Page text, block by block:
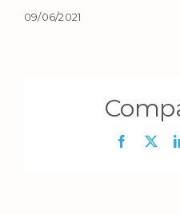
09/06/2021
Facebook
X